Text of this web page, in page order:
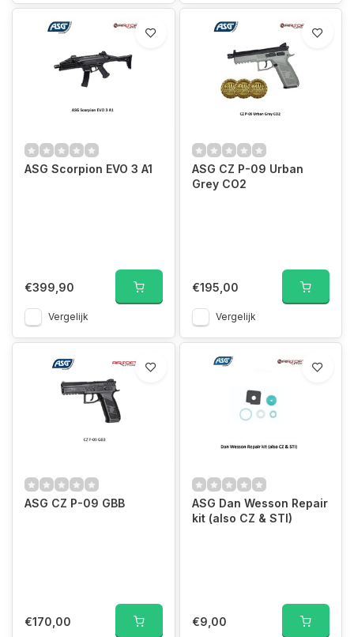
ASG Scorpion EVO 3 A1
€399,90
Vergelijk
ASG CZ P-09 Urban
Grey CO2
€195,00
Vergelijk
ASG CZ P-09 GBB
€170,00
ASG Dan Wesson Repair
kit (also CZ & STI)
€9,00